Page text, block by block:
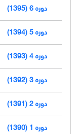
دوره 6 (1395)
دوره 5 (1394)
دوره 4 (1393)
دوره 3 (1392)
دوره 2 (1391)
دوره 1 (1390)